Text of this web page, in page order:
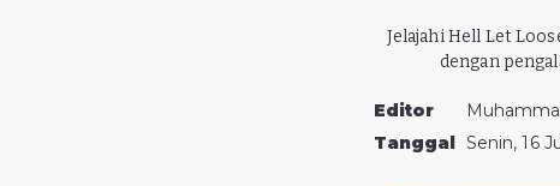
Jelajahi Hell Let
dengan
Editor
Tanggal Senin, 16